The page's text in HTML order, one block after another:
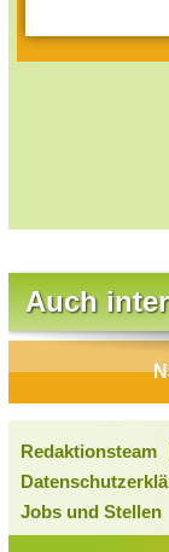
Auch
Redaktionsteam
Jobs und Stellen